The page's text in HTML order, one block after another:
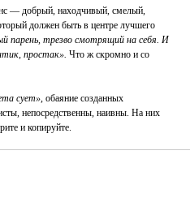
— добрый, находчивый, смелый,
должен быть в центре лучшего
парень, трезво смотрящий на себя. И
простак». Что ж скромно и со
сует», обаяние созданных
непосредственны, наивны. На них
и копируйте.